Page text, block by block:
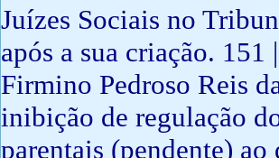
Juízes Sociais no
após a sua criação.
Firmino Pedroso Reis
inibição de regulação
parentais (pendente)